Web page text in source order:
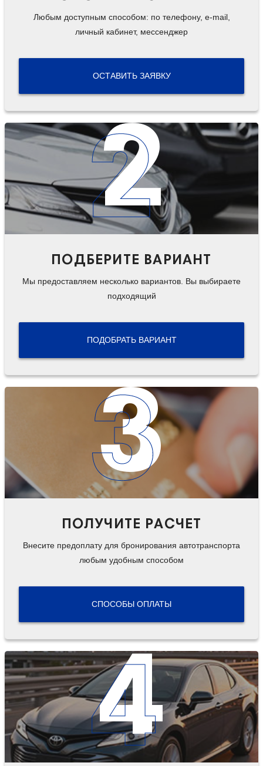
Любым доступным способом: по телефону, e-mail,
личный кабинет, мессенджер
ОСТАВИТЬ ЗАЯВКУ
ПОДБЕРИТЕ ВАРИАНТ
Мы предоставляем несколько вариантов. Вы выбираете
подходящий
ПОДОБРАТЬ ВАРИАНТ
2
ПОЛУЧИТЕ РАСЧЕТ
Внесите предоплату для бронирования автотранспорта
любым удобным способом
СПОСОБЫ ОПЛАТЫ
3
4